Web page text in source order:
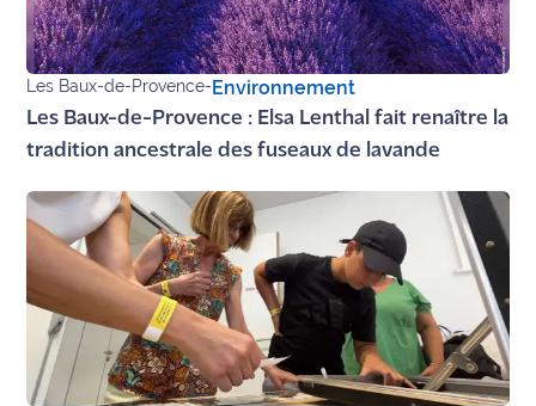
Maritima
Bon
plan
sortie
contacter
Ecouter
et voir
Maritima
Qui
sommes
Les Baux-de-Provence-Environnement
Les Baux-de-Provence : Elsa Lenthal fait renaître la
tradition ancestrale des fuseaux de lavande